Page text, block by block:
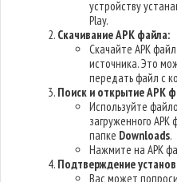
устройству
Play.
Скачивание APK файла:
Скачайте APK
источника. Это
передать файл с
Поиск и открытие APK
Используйте
загруженного
папке Downloads.
Нажмите на APK
Подтверждение
Вас может